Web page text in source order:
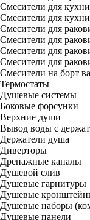
Смесители для
Смесители для
Смесители для
Смесители для
Смесители для
Смесители для
Смесители на борт
Термостаты
Душевые системы
Боковые форсунки
Верхние души
Вывод воды с
Держатели душа
Диверторы
Дренажные каналы
Душевой слив
Душевые гарнитуры
Душевые
Душевые наборы
Душевые панели